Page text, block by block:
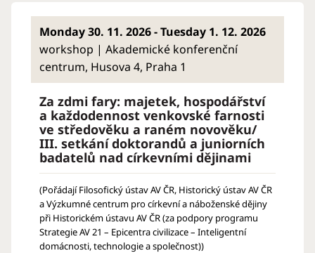
Monday 30. 11. 2026 - Tuesday 1. 12. 2026
workshop | Akademické konferenční
centrum, Husova 4, Praha 1
Za zdmi fary: majetek, hospodářství
a každodennost venkovské farnosti
ve středověku a raném novověku/
III. setkání doktorandů a juniorních
badatelů nad církevními dějinami
(Pořádají Filosofický ústav AV ČR, Historický ústav AV ČR
a Výzkumné centrum pro církevní a náboženské dějiny
při Historickém ústavu AV ČR (za podpory programu
Strategie AV 21 – Epicentra civilizace – Inteligentní
domácnosti, technologie a společnost))